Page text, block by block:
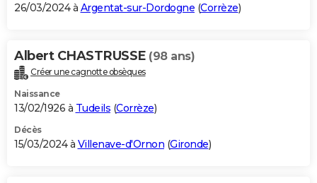
26/03/2024 à Argentat-sur-Dordogne (Corrèze)
Albert CHASTRUSSE (98 ans)
Créer une cagnotte obsèques
Naissance
13/02/1926 à Tudeils (Corrèze)
Décès
15/03/2024 à Villenave-d'Ornon (Gironde)